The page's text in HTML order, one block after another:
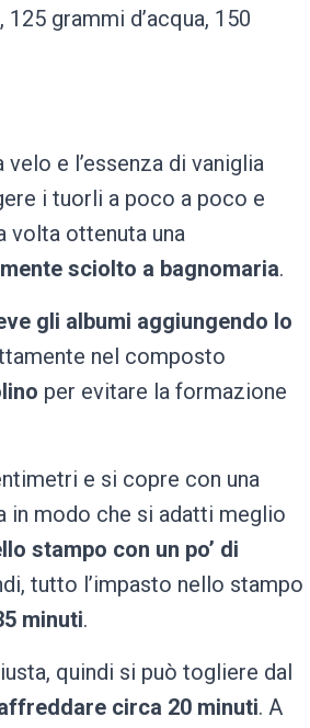
grammi d’acqua, 150
e l’essenza di vaniglia
i tuorli a poco a poco e
volta ottenuta una
sciolto a bagnomaria.
gli albumi aggiungendo lo
nel composto
per evitare la formazione
e si copre con una
in modo che si adatti meglio
stampo con un po’ di
tutto l’impasto nello stampo
minuti.
quindi si può togliere dal
circa 20 minuti. A